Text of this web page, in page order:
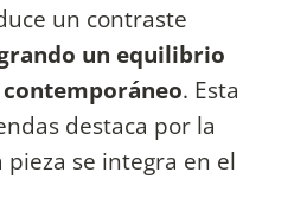
un contraste
un equilibrio
. Esta
destaca por la
se integra en el